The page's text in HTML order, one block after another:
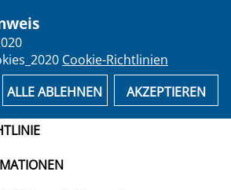
Cookie-Richtlinien
ALLE ABLEHNEN AKZEPTIEREN
Häufig gestellte Fragen shopping_cart